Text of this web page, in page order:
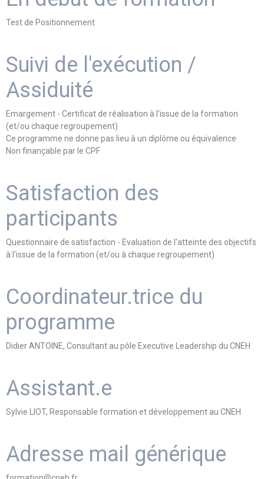
Test de Positionnement
Suivi de l'exécution /
Assiduité
Emargement - Certificat de réalisation à l'issue de la formation
(et/ou chaque regroupement)
Ce programme ne donne pas lieu à un diplôme ou équivalence
Non finançable par le CPF
Satisfaction des
participants
Questionnaire de satisfaction - Evaluation de l'atteinte des objectifs
à l'issue de la formation (et/ou à chaque regroupement)
Coordinateur.trice du
programme
Didier ANTOINE, Consultant au pôle Executive Leadership du CNEH
Assistant.e
Sylvie LIOT, Responsable formation et développement au CNEH
Adresse mail générique